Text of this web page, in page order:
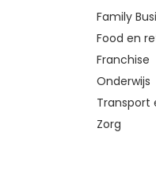
Family
Food en
Franchise
Onderwijs
Transport
Zorg